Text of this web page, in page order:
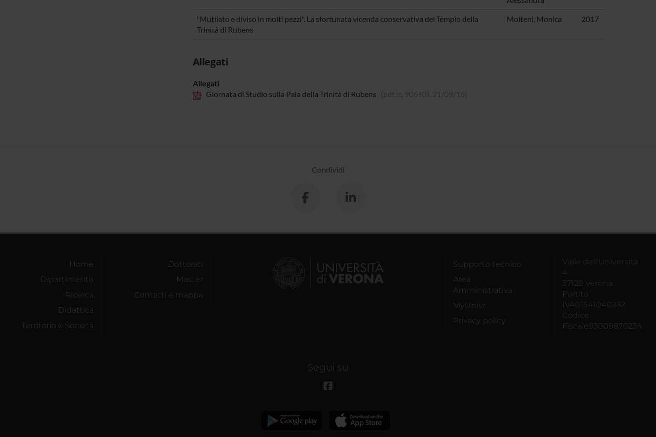
"Mutilato e diviso in molti pezzi". La sfortunata vicenda conservativa del Tempio della
Trinità di Rubens
Molteni, Monica 2017
Allegati
Allegati
Giornata di Studio sulla Pala della Trinità di Rubens
Condividi
Home
Dipartimento
Ricerca
Didattica
Territorio e Società
Dottorati
Master
Contatti e mappa
Supporto tecnico
Area
Amministrativa
MyUnivr
Privacy policy
Viale dell'Università
4
37129 Verona
Partita
IVA01541040232
Codice
Fiscale93009870234
Segui su